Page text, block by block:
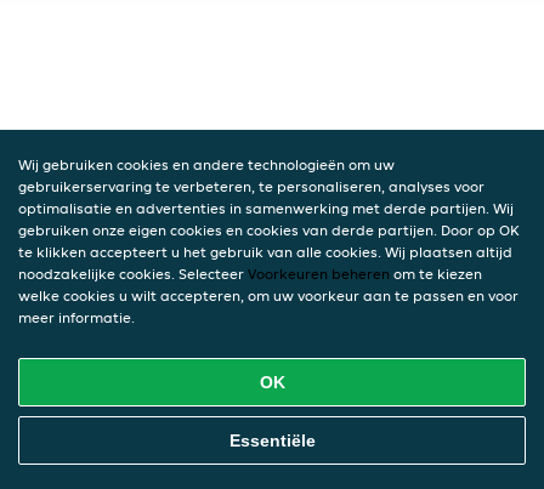
Wij gebruiken cookies en andere technologieën om uw
gebruikerservaring te verbeteren, te personaliseren, analyses voor
optimalisatie en advertenties in samenwerking met derde partijen. Wij
gebruiken onze eigen cookies en cookies van derde partijen. Door op OK
te klikken accepteert u het gebruik van alle cookies. Wij plaatsen altijd
noodzakelijke cookies. Selecteer Voorkeuren beheren om te kiezen
welke cookies u wilt accepteren, om uw voorkeur aan te passen en voor
meer informatie.
OK
Essentiële